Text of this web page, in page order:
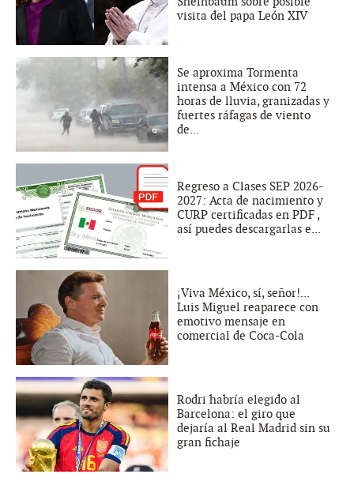
visita del papa León XIV
Se aproxima Tormenta
intensa a México con 72
horas de lluvia, granizadas y
fuertes ráfagas de viento
de...
Regreso a Clases SEP 2026-
2027: Acta de nacimiento y
CURP certificadas en PDF ,
así puedes descargarlas e...
¡Viva México, sí, señor!...
Luis Miguel reaparece con
emotivo mensaje en
comercial de Coca-Cola
Rodri habría elegido al
Barcelona: el giro que
dejaría al Real Madrid sin su
gran fichaje